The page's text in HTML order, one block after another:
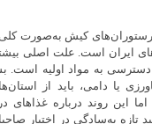
ایران است. علت اصلی
به مواد اولیه است.
یا دامی، باید از
این روند درباره
تازه به‌سادگی در اختیار